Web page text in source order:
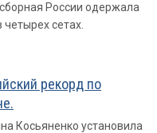
России одержала
сетах.
рекорд по
Косьяненко установила